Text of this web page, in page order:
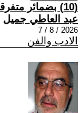
(10) بضمائر متفرقة ...
عبد العاطي جميل
2026 / 8 / 7
الادب والفن